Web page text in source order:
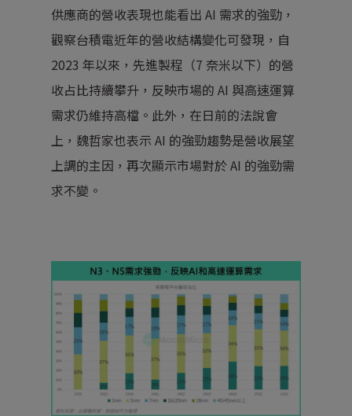
供應商的營收表現也能看出 AI 需求的強勁，
觀察台積電近年的營收結構變化可發現，自
2023 年以來，先進製程（7 奈米以下）的營
收占比持續攀升，反映市場的 AI 與高速運算
需求仍維持高檔。此外，在日前的法說會
上，魏哲家也表示 AI 的強勁趨勢是營收展望
上調的主因，再次顯示市場對於 AI 的強勁需
求不變。